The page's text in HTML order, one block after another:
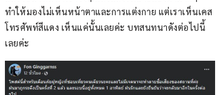
ทำให้มองไม่เห็นหน้าตาและการแต่งกาย แต่เราเห็นเคส
โทรศัพท์สีแดง เห็นแค่นั้นเลยค่ะ บทสนทนาดังต่อไปนี้
เลยค่ะ